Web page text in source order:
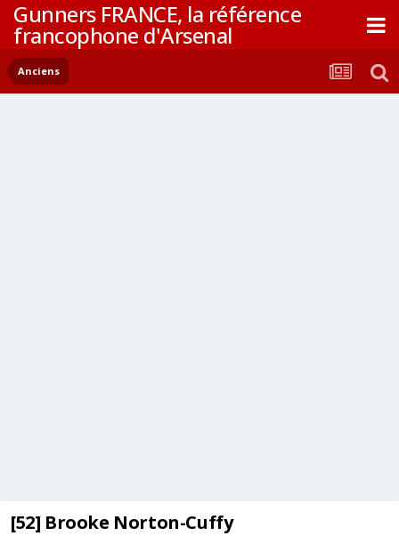
Gunners FRANCE, la référence
francophone d'Arsenal
Anciens
[52] Brooke Norton-Cuffy